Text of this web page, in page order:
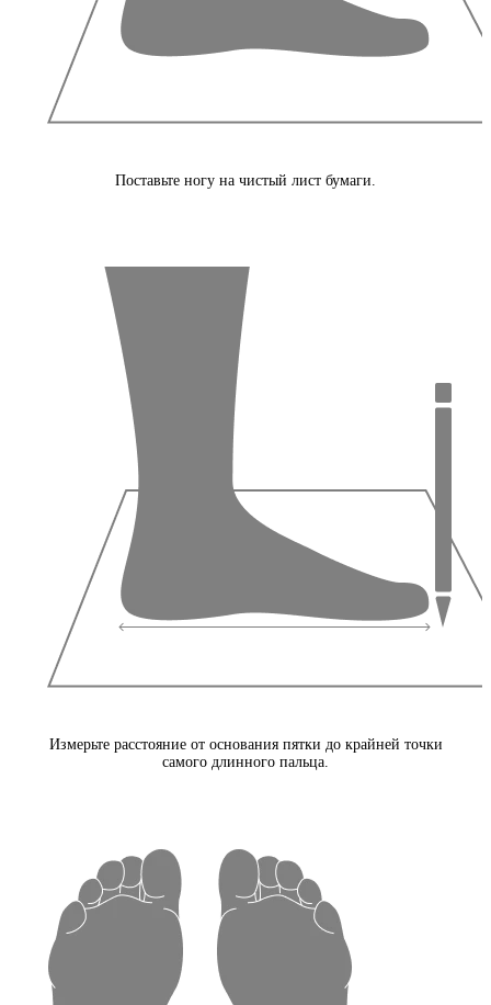
Поставьте ногу на чистый лист бумаги.
Измерьте расстояние от основания пятки до крайней точки
самого длинного пальца.